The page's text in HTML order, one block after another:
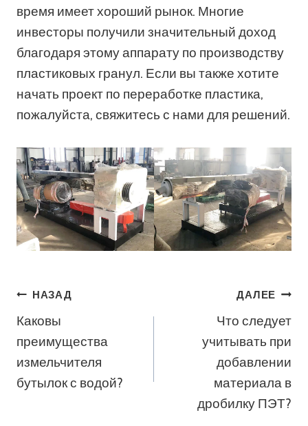
время имеет хороший рынок. Многие
инвесторы получили значительный доход
благодаря этому аппарату по производству
пластиковых гранул. Если вы также хотите
начать проект по переработке пластика,
пожалуйста, свяжитесь с нами для решений.
Навигация
По
Записям
НАЗАД
Каковы
преимущества
измельчителя
бутылок с водой?
ДАЛЕЕ
Что следует
учитывать при
добавлении
материала в
дробилку ПЭТ?